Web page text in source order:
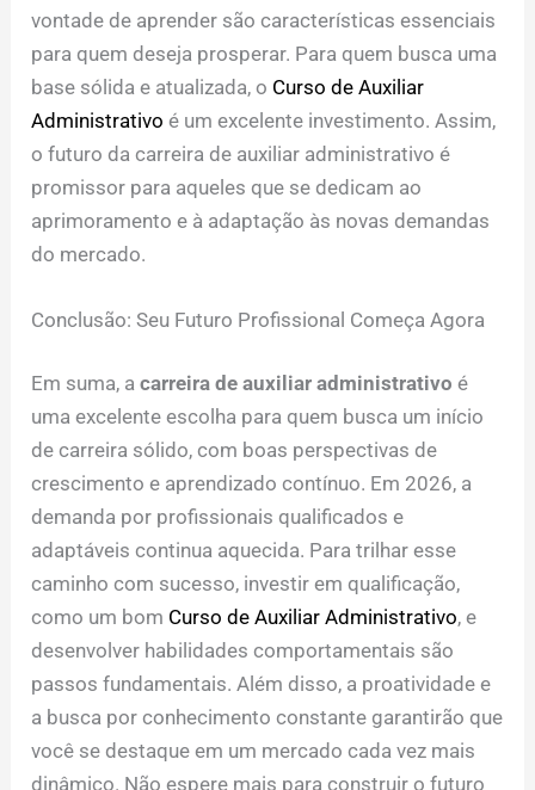
vontade de aprender são características essenciais
para quem deseja prosperar. Para quem busca uma
base sólida e atualizada, o Curso de Auxiliar
Administrativo é um excelente investimento. Assim,
o futuro da carreira de auxiliar administrativo é
promissor para aqueles que se dedicam ao
aprimoramento e à adaptação às novas demandas
do mercado.
Conclusão: Seu Futuro Profissional Começa Agora
Em suma, acarreira de auxiliar administrativo é
uma excelente escolha para quem busca um início
de carreira sólido, com boas perspectivas de
crescimento e aprendizado contínuo. Em 2026, a
demanda por profissionais qualificados e
adaptáveis continua aquecida. Para trilhar esse
caminho com sucesso, investir em qualificação,
como um bom Curso de Auxiliar Administrativo, e
desenvolver habilidades comportamentais são
passos fundamentais. Além disso, a proatividade e
a busca por conhecimento constante garantirão que
você se destaque em um mercado cada vez mais
dinâmico. Não espere mais para construir o futuro